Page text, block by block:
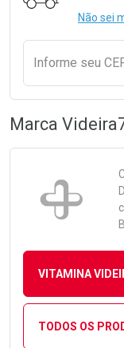
Não sei
Informe seu
Marca
VITAMINA
TODOS OS